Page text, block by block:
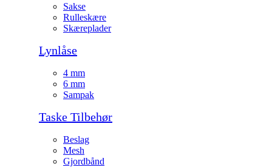
Sakse
Rulleskære
Skæreplader
Lynlåse
4 mm
6 mm
Sampak
Taske Tilbehør
Beslag
Mesh
Gjordbånd